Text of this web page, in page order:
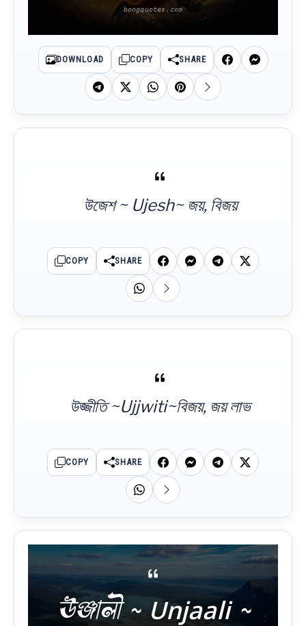
DOWNLOAD COPY SHARE
উজেশ ~ Ujesh~ জয়, বিজয়
COPY SHARE
উজ্জীতি ~Ujjwiti~বিজয়, জয় লাভ
COPY SHARE
উঞ্জালী ~ Unjaali ~